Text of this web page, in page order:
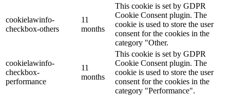
cookielawinfo-
checkbox-others
11
months
This cookie is set by GDPR
Cookie Consent plugin. The
cookie is used to store the user
consent for the cookies in the
category "Other.
cookielawinfo-
checkbox-
performance
11
months
This cookie is set by GDPR
Cookie Consent plugin. The
cookie is used to store the user
consent for the cookies in the
category "Performance".